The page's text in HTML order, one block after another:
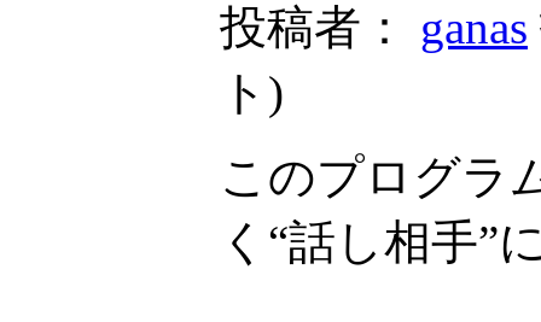
投稿者： ganas
ト )
このプログラ
く“話し相手”